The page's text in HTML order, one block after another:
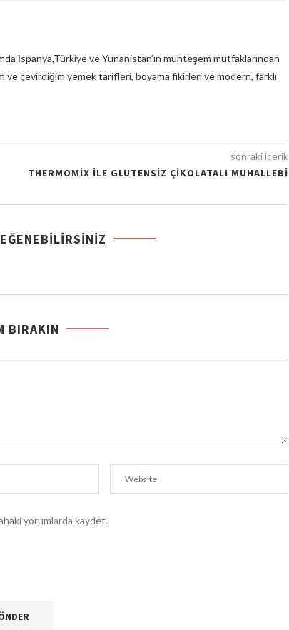
İspanya,Türkiye ve Yunanistan’ın muhteşem mutfaklarından
çevirdiğim yemek tarifleri, boyama fikirleri ve modern, farklı
sonraki içerik
THERMOMİX İLE GLUTENSİZ ÇİKOLATALI MUHALLEBİ
BIRAKIN
yorumlarda kaydet.